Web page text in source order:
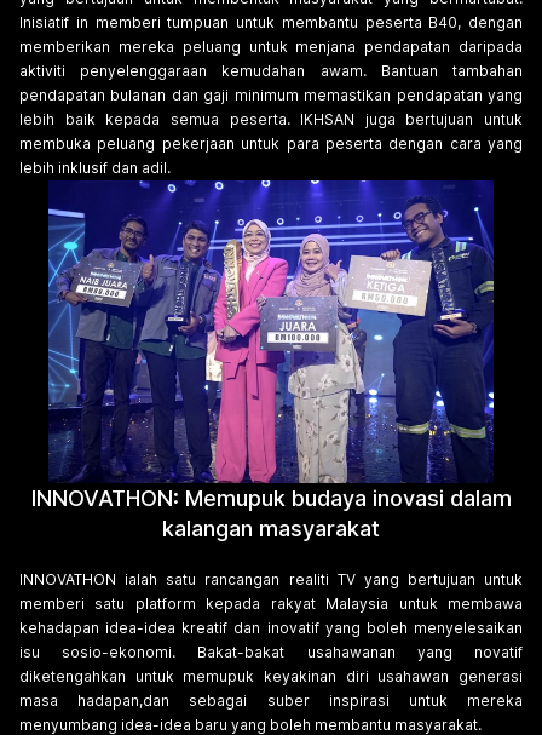
Inisiatif in memberi tumpuan untuk membantu peserta B40, dengan
memberikan mereka peluang untuk menjana pendapatan daripada
aktiviti penyelenggaraan kemudahan awam. Bantuan tambahan
pendapatan bulanan dan gaji minimum memastikan pendapatan yang
lebih baik kepada semua peserta. IKHSAN juga bertujuan untuk
membuka peluang pekerjaan untuk para peserta dengan cara yang
lebih inklusif dan adil.
INNOVATHON: Memupuk budaya inovasi dalam
kalangan masyarakat
INNOVATHON ialah satu rancangan realiti TV yang bertujuan untuk
memberi satu platform kepada rakyat Malaysia untuk membawa
kehadapan idea-idea kreatif dan inovatif yang boleh menyelesaikan
isu sosio-ekonomi. Bakat-bakat usahawanan yang novatif
diketengahkan untuk memupuk keyakinan diri usahawan generasi
masa hadapan,dan sebagai suber inspirasi untuk mereka
menyumbang idea-idea baru yang boleh membantu masyarakat.